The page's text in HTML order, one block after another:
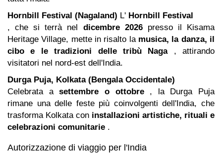
Hornbill Festival (Nagaland) L' Hornbill Festival
, che si terrà nel dicembre 2026presso il Kisama
Heritage Village, mette in risalto la musica, la danza, il
cibo e le tradizioni delle tribù Naga, attirando
visitatori nel nord-est dell'India.
Durga Puja, Kolkata (Bengala Occidentale)
Celebrata asettembre o ottobre, la Durga Puja
rimane una delle feste più coinvolgenti dell'India, che
trasforma Kolkata con installazioni artistiche, rituali e
celebrazioni comunitarie .
Autorizzazione di viaggio per l'India